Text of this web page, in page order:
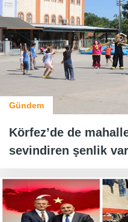
Gündem
Körfez’de de
sevindiren şenlik